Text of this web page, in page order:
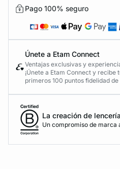
Pago 100% seguro
Únete a Etam Connect
Ventajas exclusivas y
¡Únete a Etam Connect y recibe
primeros 100 puntos fidelidad de
La creación de
Un compromiso de marca